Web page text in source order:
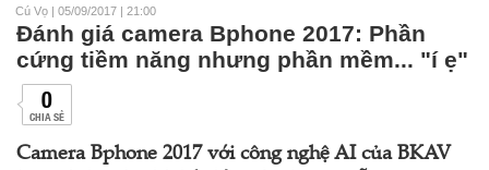
Cú Vọ | 05/09/2017 | 21:00
Đánh giá camera Bphone 2017: Phần
cứng tiềm năng nhưng phần mềm... "í ẹ"
0
CHIA SẺ
Camera Bphone 2017 với công nghệ AI của BKAV